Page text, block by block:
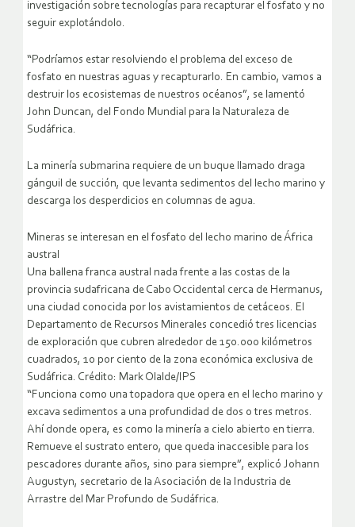
investigación sobre tecnologías para recapturar el fosfato y no
seguir explotándolo.
“Podríamos estar resolviendo el problema del exceso de
fosfato en nuestras aguas y recapturarlo. En cambio, vamos a
destruir los ecosistemas de nuestros océanos”, se lamentó
John Duncan, del Fondo Mundial para la Naturaleza de
Sudáfrica.
La minería submarina requiere de un buque llamado draga
gánguil de succión, que levanta sedimentos del lecho marino y
descarga los desperdicios en columnas de agua.
Mineras se interesan en el fosfato del lecho marino de África
austral
Una ballena franca austral nada frente a las costas de la
provincia sudafricana de Cabo Occidental cerca de Hermanus,
una ciudad conocida por los avistamientos de cetáceos. El
Departamento de Recursos Minerales concedió tres licencias
de exploración que cubren alrededor de 150.000 kilómetros
cuadrados, 10 por ciento de la zona económica exclusiva de
Sudáfrica. Crédito: Mark Olalde/IPS
“Funciona como una topadora que opera en el lecho marino y
excava sedimentos a una profundidad de dos o tres metros.
Ahí donde opera, es como la minería a cielo abierto en tierra.
Remueve el sustrato entero, que queda inaccesible para los
pescadores durante años, sino para siempre”, explicó Johann
Augustyn, secretario de la Asociación de la Industria de
Arrastre del Mar Profundo de Sudáfrica.